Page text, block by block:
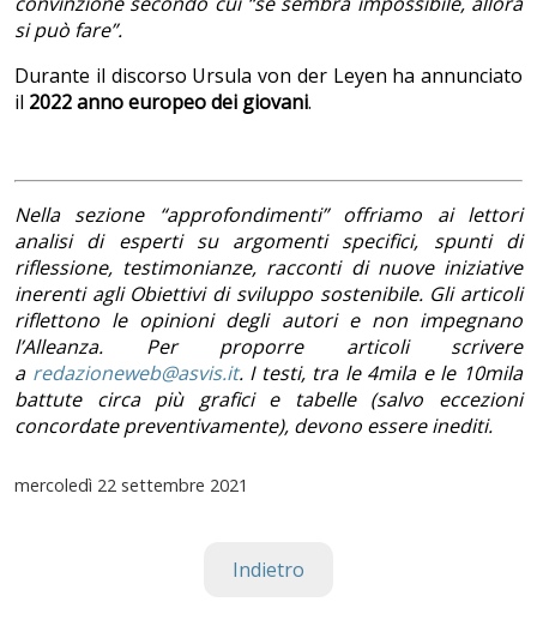
si può fare”.
Durante il discorso Ursula von der Leyen ha annunciato
il 2022 anno europeo dei giovani.
Nella sezione “approfondimenti” offriamo ai lettori
analisi di esperti su argomenti specifici, spunti di
riflessione, testimonianze, racconti di nuove iniziative
inerenti agli Obiettivi di sviluppo sostenibile. Gli articoli
riflettono le opinioni degli autori e non impegnano
l’Alleanza. Per proporre articoli scrivere
a redazioneweb@asvis.it. I testi, tra le 4mila e le 10mila
battute circa più grafici e tabelle (salvo eccezioni
concordate preventivamente), devono essere inediti.
mercoledì 22 settembre 2021
Indietro